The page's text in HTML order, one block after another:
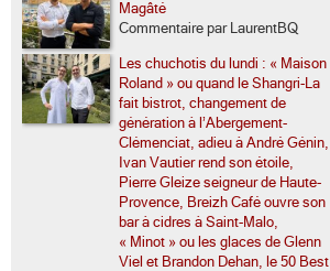
Magâté
Commentaire par LaurentBQ
Les chuchotis du lundi : « Maison
Roland » ou quand le Shangri-La
fait bistrot, changement de
génération à l’Abergement-
Clémenciat, adieu à André Génin,
Ivan Vautier rend son étoile,
Pierre Gleize seigneur de Haute-
Provence, Breizh Café ouvre son
bar à cidres à Saint-Malo,
« Minot » ou les glaces de Glenn
Viel et Brandon Dehan, le 50 Best